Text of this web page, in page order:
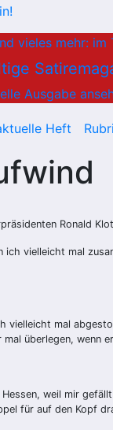
vieles mehr: im
Ausgabe
Heft
Ronald
ich vielleicht mal
vielleicht mal
überlegen, wenn
weil mir
für auf den Kopf